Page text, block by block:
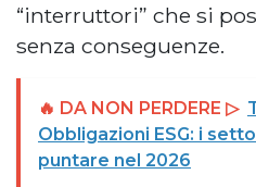
“interruttori” che si
senza conseguenze.
🔥 DA NON PERDERE ▷
Obbligazioni ESG: i
puntare nel 2026